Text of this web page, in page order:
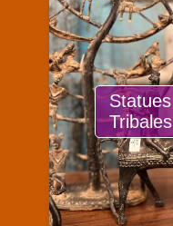
Statues
Tribales